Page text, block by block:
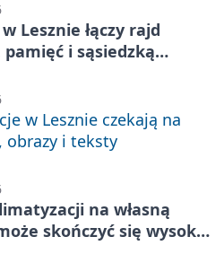
Lesznie łączy rajd
i sąsiedzką
w Lesznie czekają na
obrazy i teksty
na własną
skończyć się wysoką